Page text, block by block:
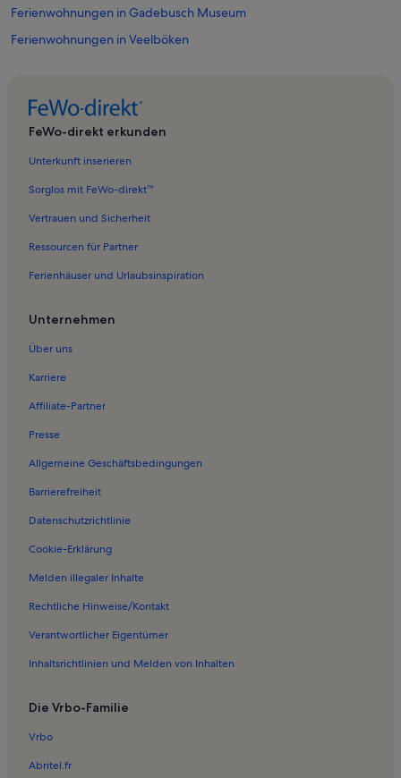
Ferienwohnungen in Gadebusch Museum
Ferienwohnungen in Veelböken
Ferienwohnungen in Schloß Gadebusch
Ferienwohnungen in Wedendorf
Ferienwohnungen in Stadtkirche Gadebusch
Ferienwohnungen in Menzendorf
Ferienwohnungen in Rehna
Ferienwohnungen in Bernstorf
Ferienwohnungen in Gadebusch
Ferienwohnungen in Röggeliner See
Ferienwohnungen in Boltenhagen
Ferienwohnungen in Roduchelstorf
Ferienwohnungen in Stepenitztal
Ferienwohnungen in Börzow
Häuser in Warnow
Häuser in Stintenburginsel
Hotels in Strand Wohlenberger Wiek
Häuser in Klocksdorf
FeWo-direkt erkunden
Unterkunft inserieren
Sorglos mit FeWo-direkt™
Vertrauen und Sicherheit
Ressourcen für Partner
Ferienhäuser und Urlaubsinspiration
Unternehmen
Über uns
Karriere
Affiliate-Partner
Presse
Allgemeine Geschäftsbedingungen
Barrierefreiheit
Datenschutzrichtlinie
Cookie-Erklärung
Melden illegaler Inhalte
Rechtliche Hinweise/Kontakt
Verantwortlicher Eigentümer
Inhaltsrichtlinien und Melden von Inhalten
Die Vrbo-Familie
Vrbo
Abritel.fr